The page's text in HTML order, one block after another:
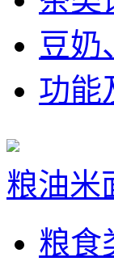
豆奶
功能
粮油米
粮食